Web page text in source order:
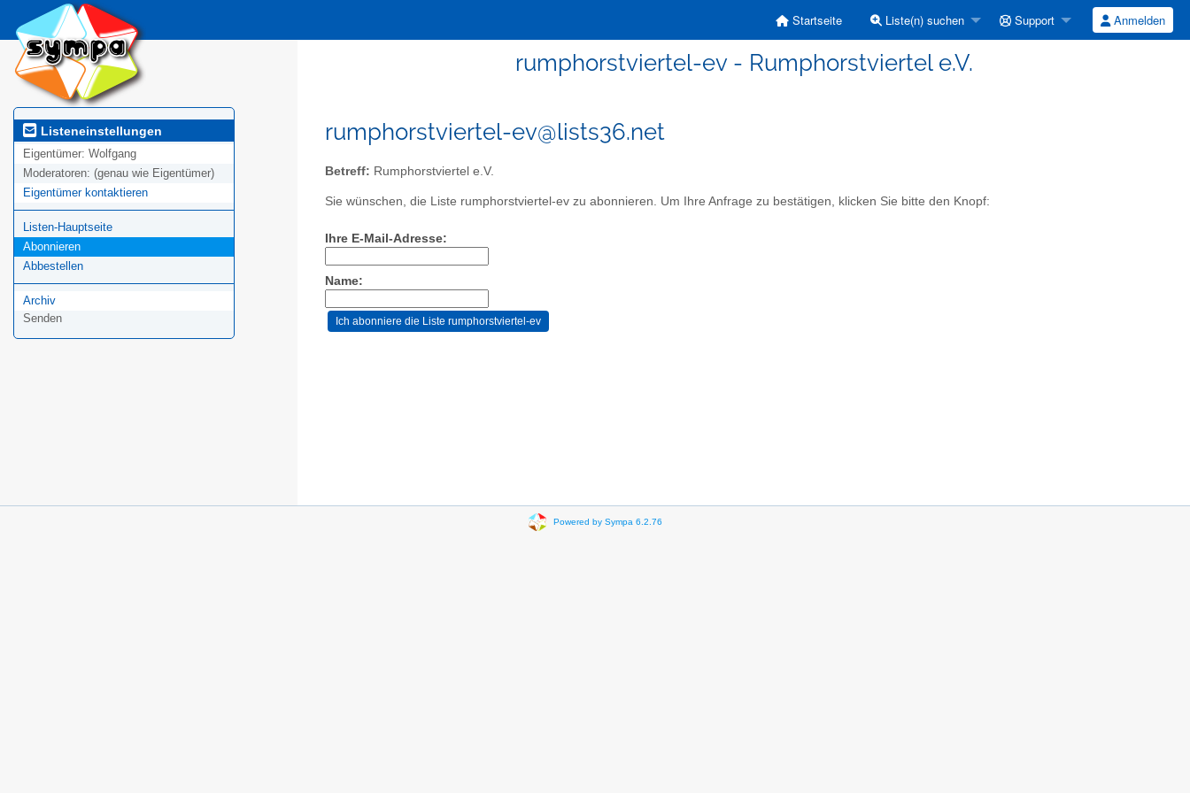
Startseite Liste(n) suchen Support Anmelden
rumphorstviertel-ev - Rumphorstviertel e.V.
Listeneinstellungen
Eigentümer: Wolfgang
Moderatoren: (genau wie Eigentümer)
Eigentümer kontaktieren
Listen-Hauptseite
Abonnieren
Abbestellen
Archiv
Senden
rumphorstviertel-ev@lists36.net
Betreff: Rumphorstviertel e.V.
Sie wünschen, die Liste rumphorstviertel-ev zu abonnieren. Um Ihre Anfrage zu bestätigen, klicken Sie bitte den Knopf:
Ihre E-Mail-Adresse:
Name:
Powered by Sympa 6.2.76